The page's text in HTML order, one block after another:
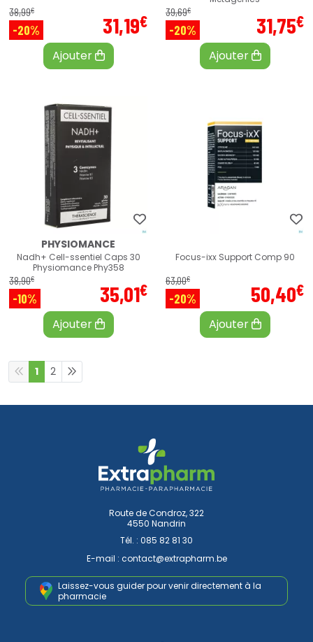
38,99€
-20% 31,19€
Ajouter
39,69€
-20% 31,75€
Ajouter
PHYSIOMANCE
Nadh+ Cell-ssentiel Caps 30
Physiomance Phy358
38,90€
-10% 35,01€
Ajouter
Focus-ixx Support Comp 90
63,00€
-20% 50,40€
Ajouter
1 2
Route de Condroz, 322
4550 Nandrin
Tél. : 085 82 81 30
E-mail : contact@extrapharm.be
Laissez-vous guider pour venirdirectement à la
pharmacie